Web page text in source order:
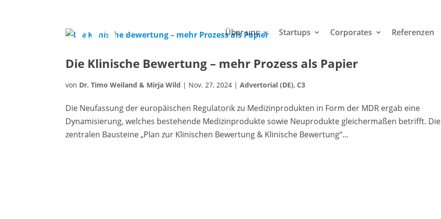
Über uns Startups Corporates Referenzen
Die Klinische Bewertung – mehr Prozess als Papier
von Dr. Timo Weiland & Mirja Wild | Nov. 27, 2024 |Advertorial (DE),C3
Die Neufassung der europäischen Regulatorik zu Medizinprodukten in Form der MDR ergab eine
Dynamisierung, welches bestehende Medizinprodukte sowie Neuprodukte gleichermaßen betrifft. Die
zentralen Bausteine „Plan zur Klinischen Bewertung & Klinische Bewertung“...